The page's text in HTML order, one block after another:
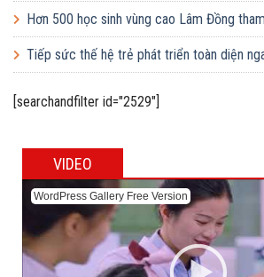
up ‘Thưởng vị hè’
Hơn 500 học sinh vùng cao Lâm Đồng
cao Việt Nam
Tiếp sức thế hệ trẻ phát triển toàn diện
[searchandfilter id="2529"]
VIDEO
WordPress Gallery Free Version